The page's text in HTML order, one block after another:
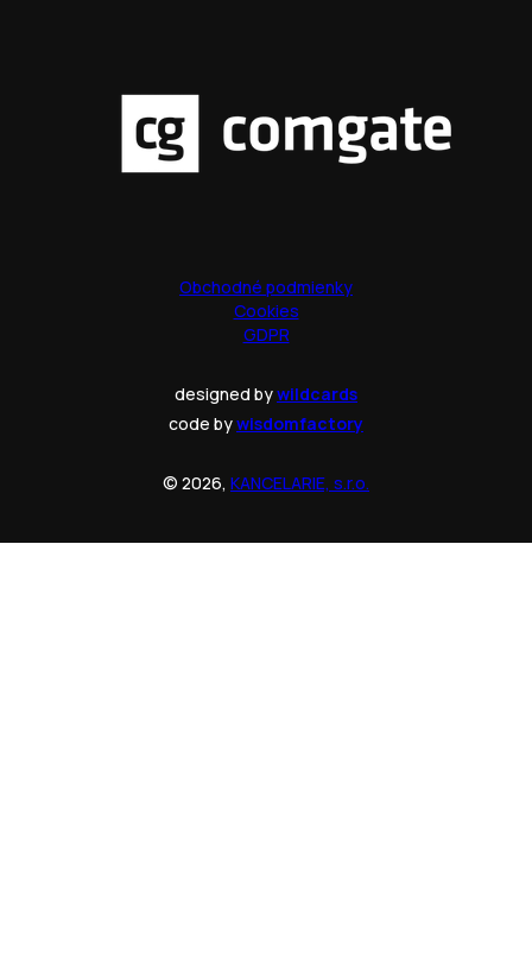
Obchodné podmienky
Cookies
GDPR
designed bywildcards
code bywisdomfactory
© 2026, KANCELARIE, s.r.o.